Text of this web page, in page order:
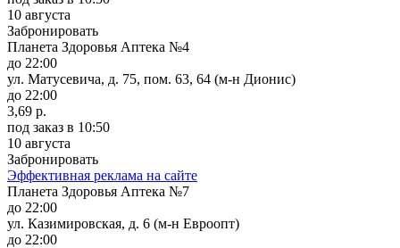
10 августа
Забронировать
Планета Здоровья Аптека №4
до 22:00
ул. Матусевича, д. 75, пом. 63, 64 (м-н Дионис)
до 22:00
3,69 р.
под заказ в 10:50
10 августа
Забронировать
Эффективная реклама на сайте
Планета Здоровья Аптека №7
до 22:00
ул. Казимировская, д. 6 (м-н Евроопт)
до 22:00